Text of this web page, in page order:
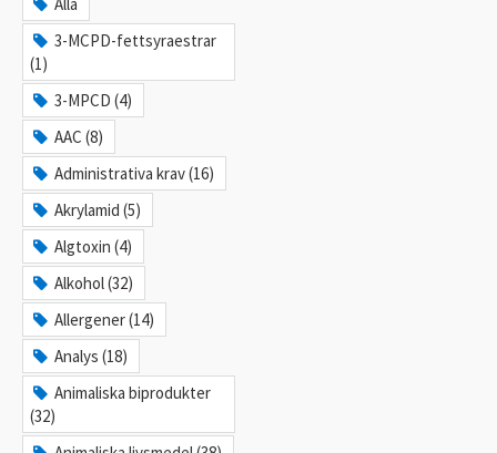
3-MCPD-fettsyraestrar
(1)
3-MPCD (4)
AAC (8)
Administrativa krav (16)
Akrylamid (5)
Algtoxin (4)
Alkohol (32)
Allergener (14)
Analys (18)
Animaliska biprodukter
(32)